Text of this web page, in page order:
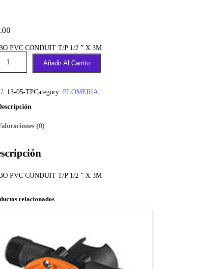
PVC CONDUIT T/P 1/2 ” X 3M
Añadir Al Carrito
13-05-TPCategory: PLOMERIA
(0)
PVC CONDUIT T/P 1/2 ” X 3M
relacionados